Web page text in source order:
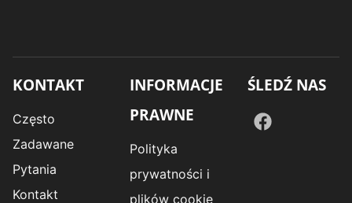
KONTAKT
Często
Zadawane
Pytania
Kontakt
INFORMACJE
PRAWNE
Polityka
prywatności i
plików cookie
ŚLEDŹ NAS